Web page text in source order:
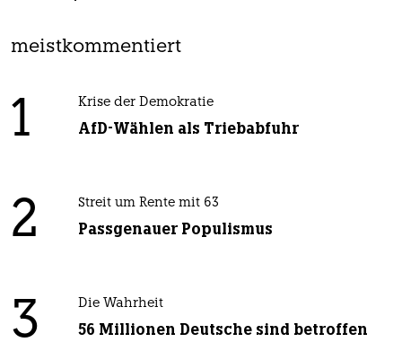
meistkommentiert
1 Krise der Demokratie
AfD-Wählen als Triebabfuhr
2 Streit um Rente mit 63
Passgenauer Populismus
3 Die Wahrheit
56 Millionen Deutsche sind betroffen